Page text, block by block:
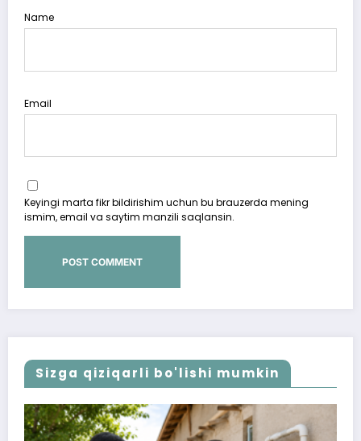
Name
Email
Keyingi marta fikr bildirishim uchun bu brauzerda mening
ismim, email va saytim manzili saqlansin.
Sizga qiziqarli bo'lishi mumkin